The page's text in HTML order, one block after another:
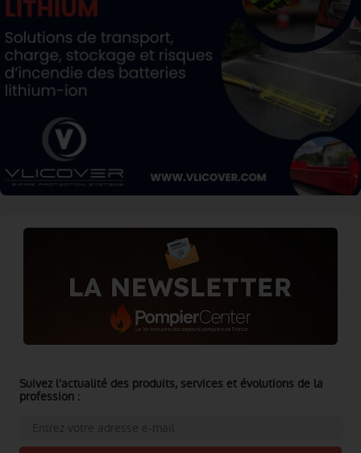
Suivez l'actualité des produits, services et évolutions de la
profession :